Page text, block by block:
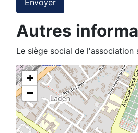
Envoyer
Autres
Autres informations
Le siège social de
+
−